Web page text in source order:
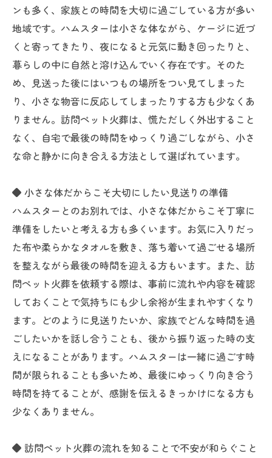
ンも多く、家族との時間を大切に過ごしている方が多い
地域です。ハムスターは小さな体ながら、ケージに近づ
くと寄ってきたり、夜になると元気に動き回ったりと、
暮らしの中に自然と溶け込んでいく存在です。そのた
め、見送った後にはいつもの場所をつい見てしまった
り、小さな物音に反応してしまったりする方も少なくあ
りません。訪問ペット火葬は、慌ただしく外出すること
なく、自宅で最後の時間をゆっくり過ごしながら、小さ
な命と静かに向き合える方法として選ばれています。
◆ 小さな体だからこそ大切にしたい見送りの準備
ハムスターとのお別れでは、小さな体だからこそ丁寧に
準備をしたいと考える方も多くいます。お気に入りだっ
た布や柔らかなタオルを敷き、落ち着いて過ごせる場所
を整えながら最後の時間を迎える方もいます。また、訪
問ペット火葬を依頼する際は、事前に流れや内容を確認
しておくことで気持ちにも少し余裕が生まれやすくなり
ます。どのように見送りたいか、家族でどんな時間を過
ごしたいかを話し合うことも、後から振り返った時の支
えになることがあります。ハムスターは一緒に過ごす時
間が限られることも多いため、最後にゆっくり向き合う
時間を持てることが、感謝を伝えるきっかけになる方も
少なくありません。
◆ 訪問ペット火葬の流れを知ることで不安が和らぐこと